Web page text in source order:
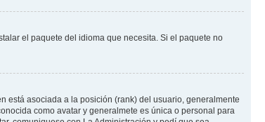
el paquete del idioma que necesita. Si el paquete no
está asociada a la posición (rank) del usuario, generalmente
como avatar y generalmete es única o personal para